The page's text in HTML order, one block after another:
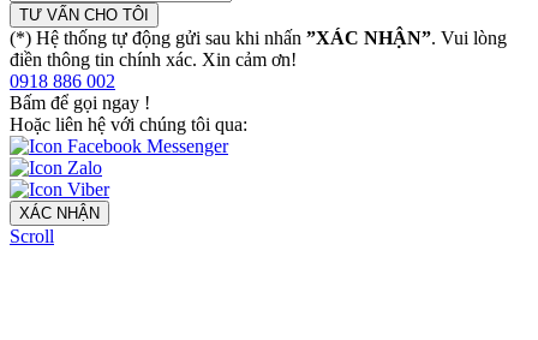
TƯ VẤN CHO TÔI
(*) Hệ thống tự động gửi sau khi nhấn ”XÁC NHẬN”. Vui lòng
điền thông tin chính xác. Xin cảm ơn!
0918 886 002
Bấm để gọi ngay !
Hoặc liên hệ với chúng tôi qua:
XÁC NHẬN
Scroll